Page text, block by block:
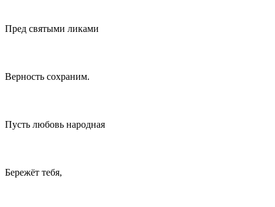
Пред святыми ликами
Верность сохраним.
Пусть любовь народная
Бережёт тебя,